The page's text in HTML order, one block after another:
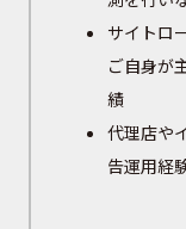
サイトロ
ご自身が
績
代理店や
告運用経